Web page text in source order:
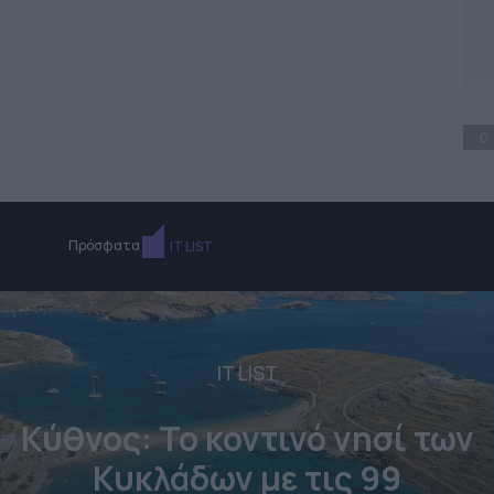
Πρόσφατα IT LIST
IT LIST
Κύθνος: Το κοντινό νησί των
Κυκλάδων με τις 99